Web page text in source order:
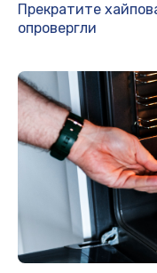
Прекратите
опровергли